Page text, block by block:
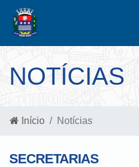
NOTÍCIAS
Início Notícias
SECRETARIAS